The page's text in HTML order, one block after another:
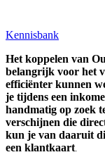
Kennisbank
Het koppelen van
belangrijk voor het
efficiënter kunnen
je tijdens een
handmatig op zoek
verschijnen die
kun je van daaruit
een klantkaart.